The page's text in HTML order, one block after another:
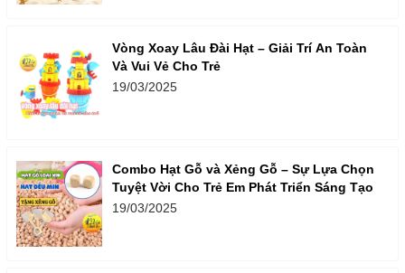
Vòng Xoay Lâu Đài Hạt – Giải Trí An Toàn
Và Vui Vẻ Cho Trẻ
19/03/2025
Combo Hạt Gỗ và Xẻng Gỗ – Sự Lựa Chọn
Tuyệt Vời Cho Trẻ Em Phát Triển Sáng Tạo
19/03/2025